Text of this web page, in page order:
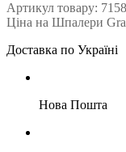
Артикул товару:
Ціна на Шпалери
Доставка по Україні
Нова Пошта